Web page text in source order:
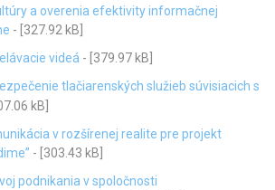
a overenia efektivity informačnej
- [327.92 kB]
videá - [379.97 kB]
tlačiarenských služieb súvisiacich s
kB]
v rozšírenej realite pre projekt
- [303.43 kB]
podnikania v spoločnosti